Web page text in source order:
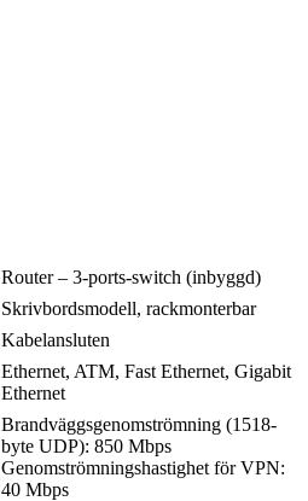
Router – 3-ports-switch (inbyggd)
Skrivbordsmodell, rackmonterbar
Kabelansluten
Ethernet, ATM, Fast Ethernet, Gigabit
Ethernet
Brandväggsgenomströmning (1518-
byte UDP): 850 Mbps
Genomströmningshastighet för VPN:
40 Mbps